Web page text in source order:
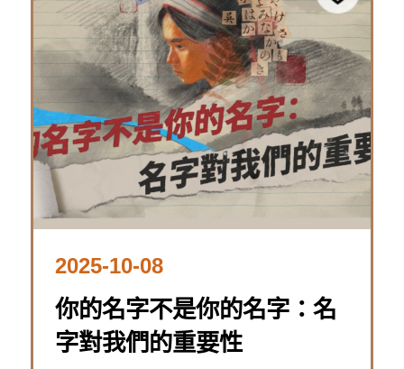
2025-10-08
你的名字不是你的名字：名
字對我們的重要性